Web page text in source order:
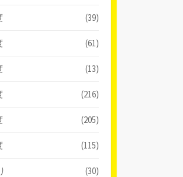
(39)
(61)
(13)
(216)
(205)
(115)
(30)